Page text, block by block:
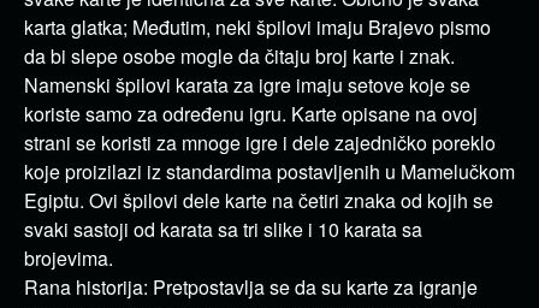
karta glatka; Međutim, neki špilovi imaju Brajevo pismo
da bi slepe osobe mogle da čitaju broj karte i znak.
Namenski špilovi karata za igre imaju setove koje se
koriste samo za određenu igru. Karte opisane na ovoj
strani se koristi za mnoge igre i dele zajedničko poreklo
koje proizilazi iz standardima postavljenih u Mamelučkom
Egiptu. Ovi špilovi dele karte na četiri znaka od kojih se
svaki sastoji od karata sa tri slike i 10 karata sa
brojevima.
Rana historija: Pretpostavlja se da su karte za igranje